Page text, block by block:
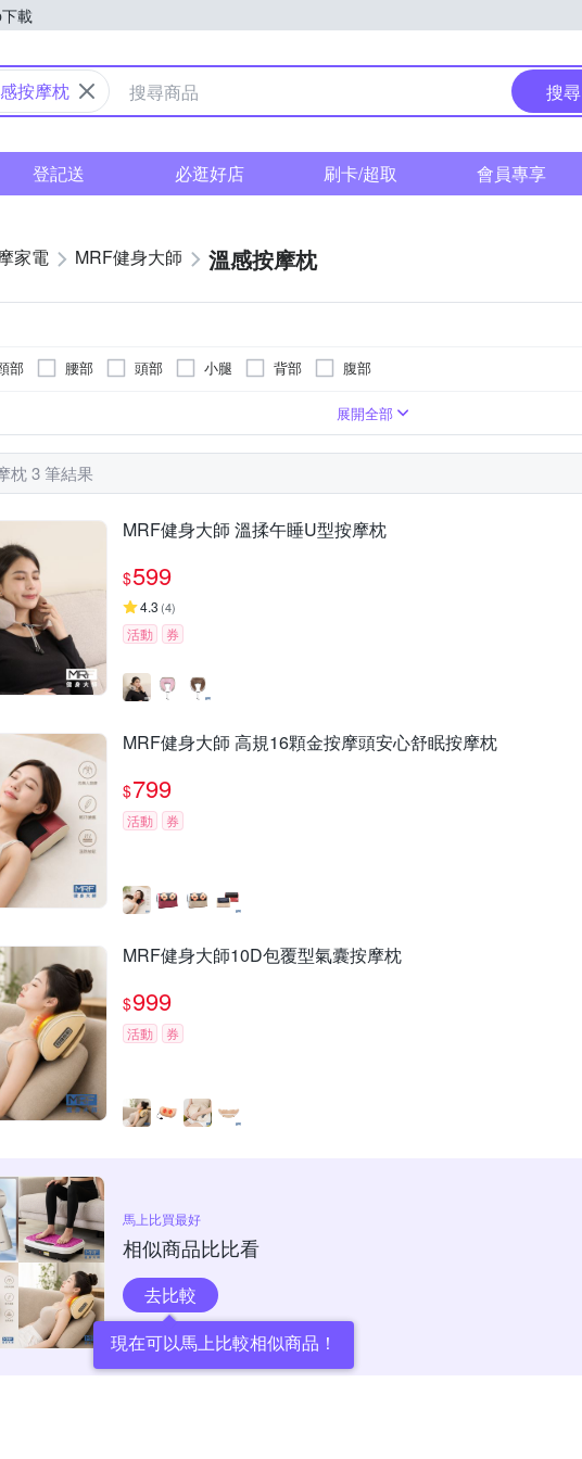
載
物中心
按摩枕 搜尋
登記送 必逛好店 刷卡/超取 會員專享
家電 MRF健身大師 溫感按摩枕
部 腰部 頭部 小腿 背部 腹部
展開全部
枕 3 筆結果
MRF健身大師 溫揉午睡U型按摩枕
$599
4.3 (4)
活動 券
MRF健身大師 高規16顆金按摩頭安心舒眠按摩枕
$799
活動 券
MRF健身大師10D包覆型氣囊按摩枕
$999
活動 券
馬上比買最好
相似商品比比看
去比較
現在可以馬上比較相似商品！